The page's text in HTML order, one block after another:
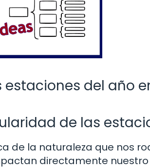
del año
de las
de la naturaleza que nos
directamente